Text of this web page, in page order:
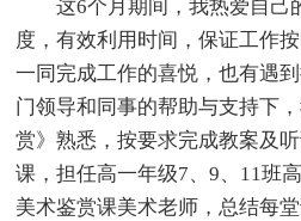
这6个月期间，我热爱自己
度，有效利用时间，保证工作
一同完成工作的喜悦，也有遇
门领导和同事的帮助与支持下
赏》熟悉，按要求完成教案及
课，担任高一年级7、9、11班
美术鉴赏课美术老师，总结每